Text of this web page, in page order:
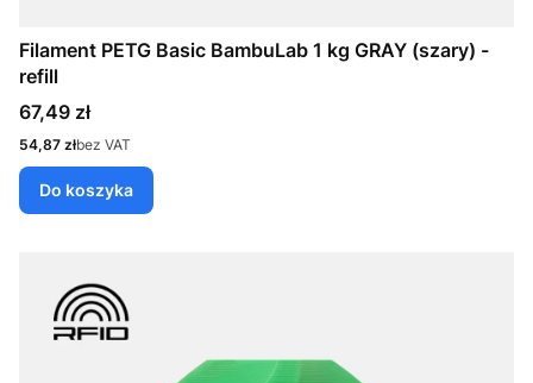
Filament PETG Basic BambuLab 1 kg GRAY (szary) -
refill
Cena
67,49 zł
Cena
54,87 złbez VAT
Do koszyka